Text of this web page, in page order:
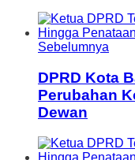
Sebelumnya
DPRD Kota
Perubahan
Dewan